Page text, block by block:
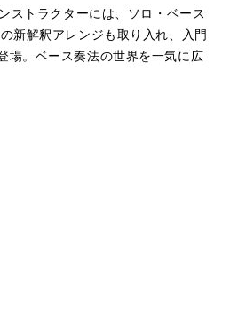
ス・マガジン2003年11月号に掲載）
ストラクターには、ソロ・ベース
新解釈アレンジも取り入れ、入門
場。ベース奏法の世界を一気に広